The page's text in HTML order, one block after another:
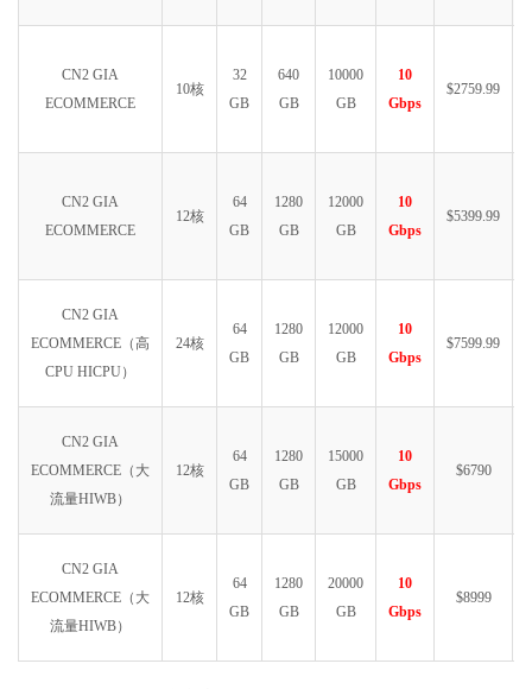
CN2 GIA
ECOMMERCE
10核
32
GB
640
GB
10000
GB
10
Gbps
$2759.99
CN2 GIA
ECOMMERCE
12核
64
GB
1280
GB
12000
GB
10
Gbps
$5399.99
CN2 GIA
ECOMMERCE（高
CPU HICPU）
24核
64
GB
1280
GB
12000
GB
10
Gbps
$7599.99
CN2 GIA
ECOMMERCE（大
流量HIWB）
12核
64
GB
1280
GB
15000
GB
10
Gbps
$6790
CN2 GIA
ECOMMERCE（大
流量HIWB）
12核
64
GB
1280
GB
20000
GB
10
Gbps
$8999